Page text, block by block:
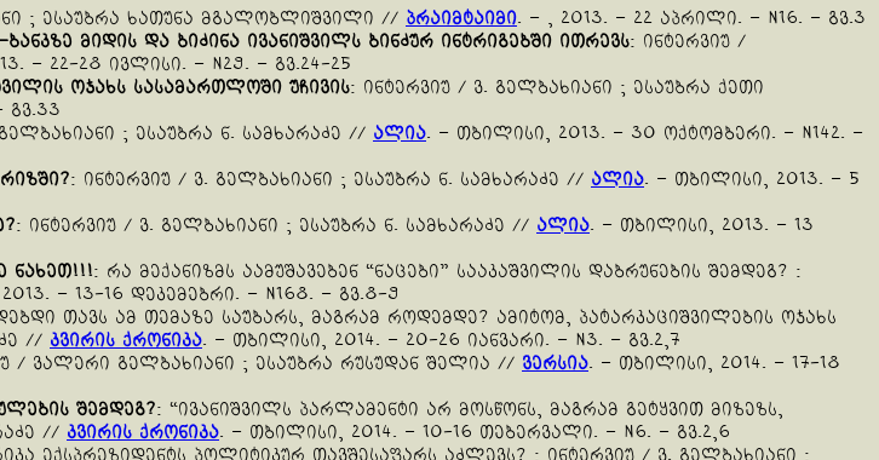
; ესაუბრა ხათუნა მგალობლიშვილი // პრაიმტაიმი. – , 2013. – 22 აპრილი. – N16. – გვ.3
–ბანკზე მიდის და ბიძინა ივანიშვილს ბინძურ ინტრიგებში ითრევს: ინტერვიუ /
– 22-28 ივლისი. – N29. – გვ.24-25
ოჯახს სასამართლოში უჩივის: ინტერვიუ / ვ. გელბახიანი ; ესაუბრა ქეთი
გვ.33
; ესაუბრა ნ. სამხარაძე // ალია. – თბილისი, 2013. – 30 ოქტომბერი. – N142. –
?: ინტერვიუ / ვ. გელბახიანი ; ესაუბრა ნ. სამხარაძე // ალია. – თბილისი, 2013. – 5
?: ინტერვიუ / ვ. გელბახიანი ; ესაუბრა ნ. სამხარაძე // ალია. – თბილისი, 2013. – 13
ნახეთ!!!: რა მექანიზმს აამუშავებენ “ნაცები” სააკაშვილის დაბრუნების შემდეგ? :
– 13-16 დეკემებრი. – N168. – გვ.8-9
თავს ამ თემაზე საუბარს, მაგრამ როდემდე? ამიტომ, პატარკაციშვილების ოჯახს
// კვირის ქრონიკა. – თბილისი, 2014. – 20-26 იანვარი. – N3. – გვ.2,7
/ ვალერი გელბახიანი ; ესაუბრა რუსუდან შელია // ვერსია. – თბილისი, 2014. – 17-18
შემდეგ?: “ივანიშვილს პარლამენტი არ მოსწონს, მაგრამ გეტყვით მიზეზს,
// კვირის ქრონიკა. – თბილისი, 2014. – 10-16 თებერვალი. – N6. – გვ.2,6